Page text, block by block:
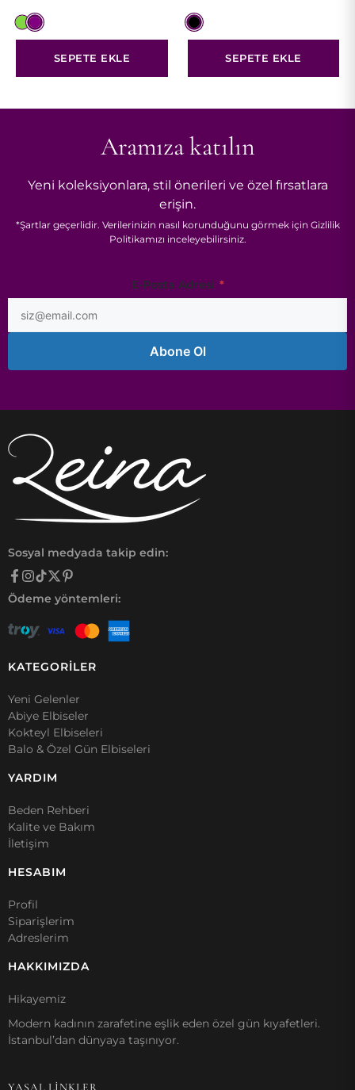
$281.00.
SEPETE EKLE
$245.00.
SEPETE EKLE
Aramıza katılın
Yeni koleksiyonlara, stil önerileri ve özel fırsatlara
erişin.
*Şartlargeçerlidir. Verilerinizin nasıl korunduğunu görmek için Gizlilik
Politikamızı inceleyebilirsiniz.
*
E-Posta Adresi *
Abone Ol
Sosyal medyada takip edin:
Ödeme yöntemleri:
KATEGORİLER
Yeni Gelenler
Abiye Elbiseler
Kokteyl Elbiseleri
Balo & Özel Gün Elbiseleri
YARDIM
Beden Rehberi
Kalite ve Bakım
İletişim
HESABIM
Profil
Siparişlerim
Adreslerim
HAKKIMIZDA
Hikayemiz
Modern kadının zarafetine eşlik eden özel gün kıyafetleri.
İstanbul’dan dünyaya taşınıyor.
YASAL LİNKLER